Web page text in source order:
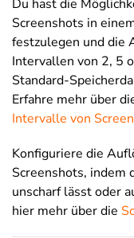
Du hast die
Screenshots in
festzulegen und die
Intervallen von 2, 5
Standard-
Erfahre mehr über
Intervalle von
Konfiguriere die
Screenshots, indem
unscharf lässt oder
hier mehr über die